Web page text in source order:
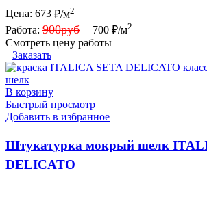
Цена: 673 ₽/м2
Работа: 900руб | 700 ₽/м2
Смотреть цену работы
Заказать
В корзину
Быстрый просмотр
Добавить в избранное
Штукатурка мокрый шелк
DELICATO